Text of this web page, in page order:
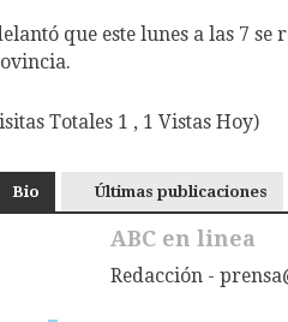
que este lunes a las 7
Totales 1 , 1 Vistas Hoy)
Bio Últimas publicaciones
ABC en linea
Redacción -